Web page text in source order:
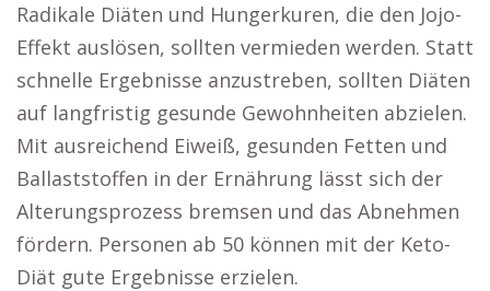
Radikale Diäten und Hungerkuren, die den Jojo-
Effekt auslösen, sollten vermieden werden. Statt
schnelle Ergebnisse anzustreben, sollten Diäten
auf langfristig gesunde Gewohnheiten abzielen.
Mit ausreichend Eiweiß, gesunden Fetten und
Ballaststoffen in der Ernährung lässt sich der
Alterungsprozess bremsen und das Abnehmen
fördern. Personen ab 50 können mit der Keto-
Diät gute Ergebnisse erzielen.